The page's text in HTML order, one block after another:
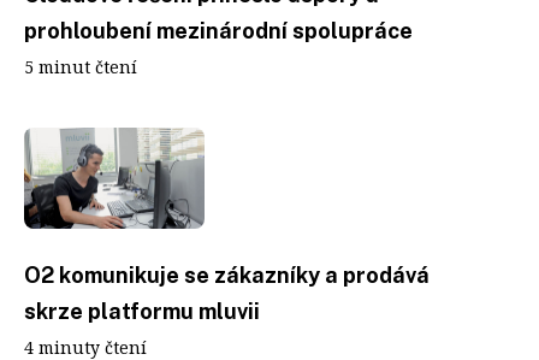
prohloubení mezinárodní spolupráce
5 minut čtení
O2 komunikuje se zákazníky a prodává
skrze platformu mluvii
4 minuty čtení